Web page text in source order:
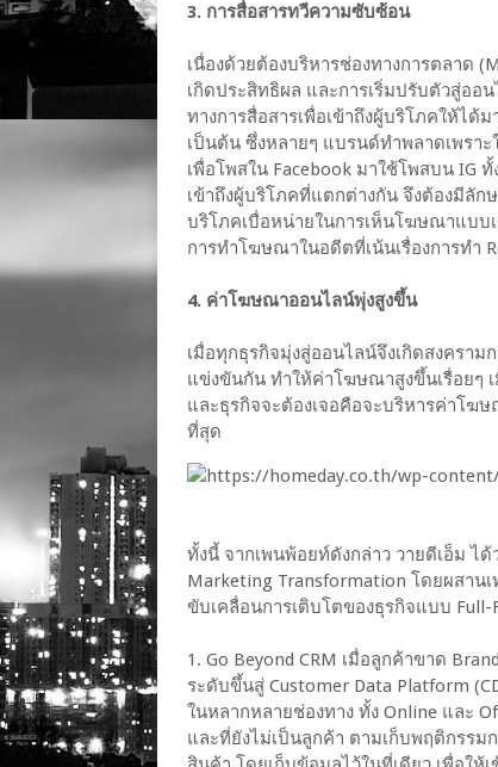
3. การสื่อสารทวีความซับซ้อน
เนื่องด้วยต้องบริหารช่องทางการตลาด
เกิดประสิทธิผล และการเริ่มปรับตัวสู่อ
ทางการสื่อสารเพื่อเข้าถึงผู้บริโภคให้ได้
เป็นต้น ซึ่งหลายๆ แบรนด์ทำพลาดเพรา
เพื่อโพสใน Facebook มาใช้โพสบน IG
เข้าถึงผู้บริโภคที่แตกต่างกัน จึงต้องมีลั
บริโภคเบื่อหน่ายในการเห็นโฆษณาแบบ
การทำโฆษณาในอดีตที่เน้นเรื่องการทำ
4. ค่าโฆษณาออนไลน์พุ่งสูงขึ้น
เมื่อทุกธุรกิจมุ่งสู่ออนไลน์จึงเกิดสงครา
แข่งขันกัน ทำให้ค่าโฆษณาสูงขึ้นเรื่อย
และธุรกิจจะต้องเจอคือจะบริหารค่าโฆ
ที่สุด
ทั้งนี้ จากเพนพ้อยท์ดังกล่าว วายดีเอ็ม ไ
Marketing Transformation โดยผสาน
ขับเคลื่อนการเติบโตของธุรกิจแบบ
1. Go Beyond CRM เมื่อลูกค้าขาด
ระดับขึ้นสู่ Customer Data Platform
ในหลากหลายช่องทาง ทั้ง Online และ
และที่ยังไม่เป็นลูกค้า ตามเก็บพฤติกรรม